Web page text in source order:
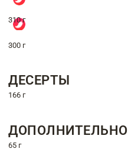
310 г
300 г
ДЕСЕРТЫ
166 г
ДОПОЛНИТЕЛЬНО
65 г